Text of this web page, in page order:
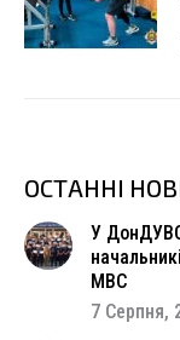
ОСТАННІ
У ДонДУВС
МВС
7 Серпня,